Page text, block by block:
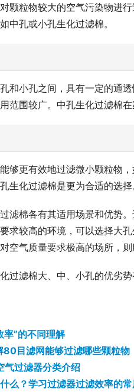
颗粒物较大的空气污染物进
中孔或小孔生化过滤棉。
和小孔之间，具有一定的通
范围较广。中孔生化过滤棉
够更有效地过滤微小颗粒物
生化过滤棉是更为合适的选
滤棉各有其适用场景和优势
求较高的环境，可以选择大
空气质量要求极高的场所，
过滤棉大、中、小孔的优劣
率”的不同理解
目滤网能够过滤哪些颗粒物
气过滤器分类介绍
么？学习过滤器过滤效率的